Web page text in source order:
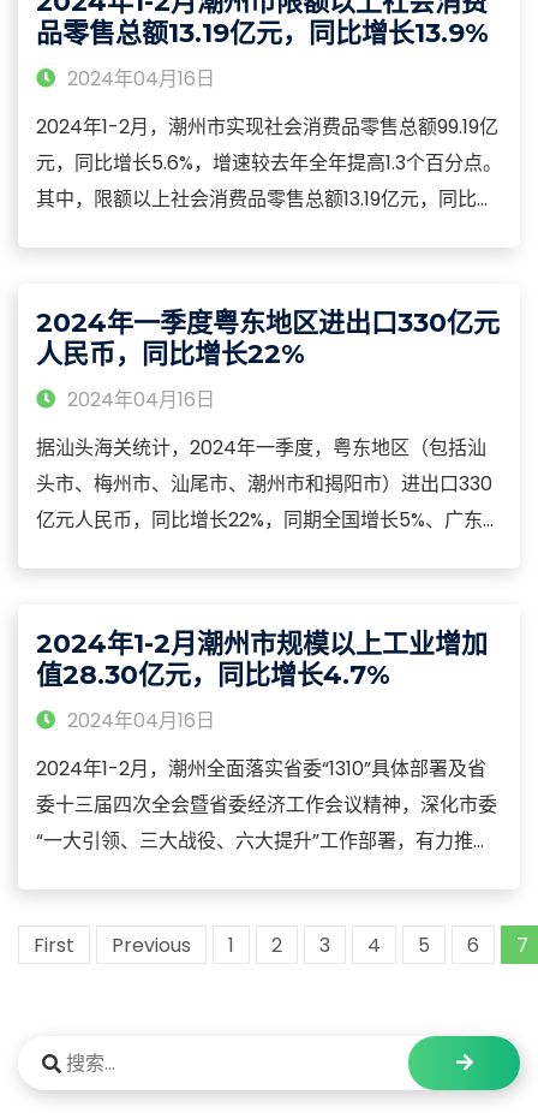
下降1.5%，占全部规模以上工业的58.1%。
品零售总额13.19亿元，同比增长13.9%
2024年04月16日
2024年1-2月，潮州市实现社会消费品零售总额99.19亿
元，同比增长5.6%，增速较去年全年提高1.3个百分点。
其中，限额以上社会消费品零售总额13.19亿元，同比增
增长37.1%。住宿餐饮、文旅服务等接触性聚集性消费
较快恢复，限上住宿餐饮业营业额增长16.4%。
2024年一季度粤东地区进出口330亿元
人民币，同比增长22%
2024年04月16日
据汕头海关统计，2024年一季度，粤东地区（包括汕
头市、梅州市、汕尾市、潮州市和揭阳市）进出口330
亿元人民币，同比增长22%，同期全国增长5%、广东省
102.5亿元人民币，同比增长42.9%，同期全国增长
5%、广东省增长17.6%。
2024年1-2月潮州市规模以上工业增加
值28.30亿元，同比增长4.7%
2024年04月16日
2024年1-2月，潮州全面落实省委“1310”具体部署及省
委十三届四次全会暨省委经济工作会议精神，深化市委
“一大引领、三大战役、六大提升”工作部署，有力推动
同比增长4.7%，增速比2023年全年提高7.7个百分点。
First Previous 1 2 3 4 5 6 7